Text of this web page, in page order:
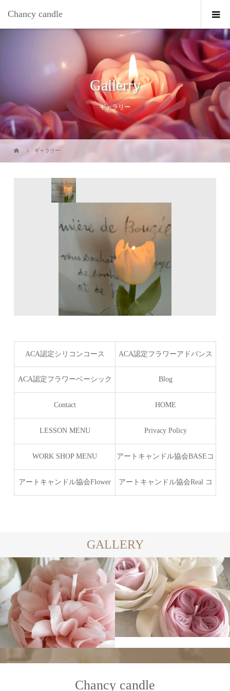
Chancy candle
Gallerry
ギャラリー
ギャラリー
ACA認定シリコンコース ACA認定フラワーアドバンス
コース
ACA認定フラワーベーシック
コース
Blog
Contact HOME
LESSON MENU Privacy Policy
WORK SHOP MENU アートキャンドル協会BASEコ
ース
アートキャンドル協会Flower アートキャンドル協会Real コ
GALLERY
Chancy candle